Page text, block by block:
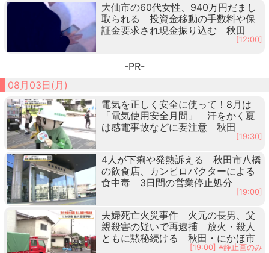
大仙市の60代女性、940万円だまし
取られる 投資金移動の手数料や保
証金要求され現金振り込む 秋田
[12:00]
-PR-
08月03日(月)
電気を正しく安全に使って！8月は
「電気使用安全月間」 汗をかく夏
は感電事故などに要注意 秋田
[19:30]
4人が下痢や発熱訴える 秋田市八橋
の飲食店、カンピロバクターによる
食中毒 3日間の営業停止処分
[19:00]
夫婦死亡火災事件 火元の長男、父
親殺害の疑いで再逮捕 放火・殺人
ともに黙秘続ける 秋田・にかほ市
[19:00] ※静止画のみ